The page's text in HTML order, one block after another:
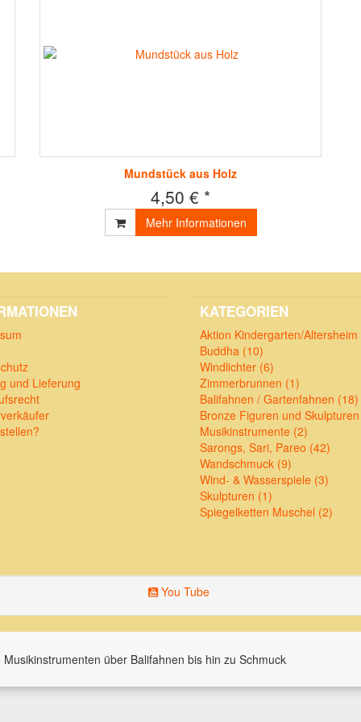
Mundstück aus Holz
4,50 € *
Mehr Informationen
und Lieferung
KATEGORIEN
Aktion Kindergarten/
Buddha (10)
Windlichter (6)
Zimmerbrunnen (1)
Balifahnen / Gartenfahnen (18)
Bronze Figuren und
Musikinstrumente (2)
Sarongs, Sari, Pareo (42)
Wandschmuck (9)
Wind- & Wasserspiele (3)
Skulpturen (1)
Spiegelketten Muschel (2)
You Tube
über Balifahnen bis hin zu Schmuck